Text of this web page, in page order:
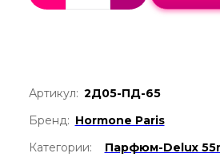
Артикул: 2Д05-ПД-65
Бренд: Hormone Paris
Категории:
Парфюм-Delux